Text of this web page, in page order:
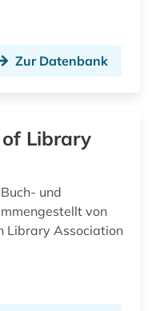
Zur Datenbank
Library
und
von
Library Association